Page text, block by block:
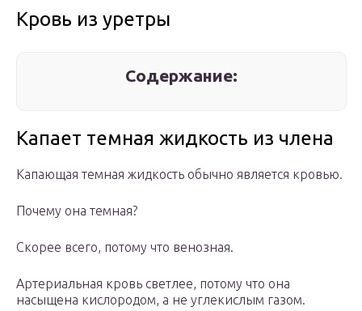
Кровь из уретры
Содержание:
Капает темная жидкость из члена
Капающая темная жидкость обычно является кровью.
Почему она темная?
Скорее всего, потому что венозная.
Артериальная кровь светлее, потому что она
насыщена кислородом, а не углекислым газом.